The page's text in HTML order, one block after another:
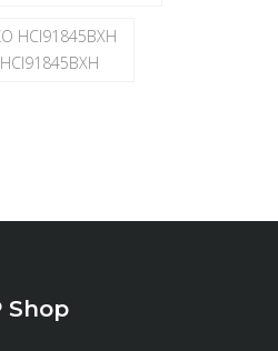
HCI91845BXH
HCI91845BXH
Shop